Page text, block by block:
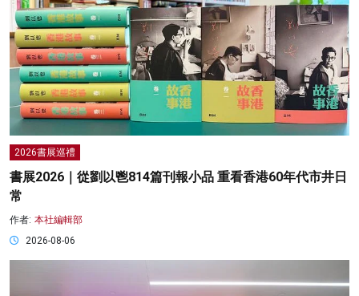
2026書展巡禮
書展2026｜從劉以鬯814篇刊報小品 重看香港60年代市井日
常
作者: 本社編輯部
2026-08-06